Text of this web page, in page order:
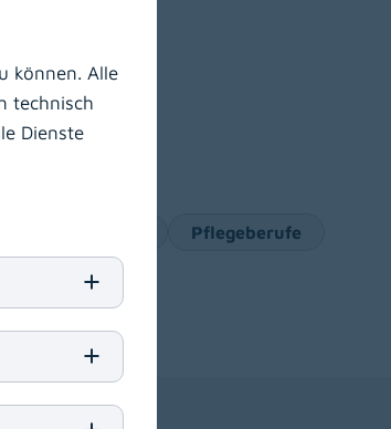
Pflegeberufe
können. Alle
technisch
Dienste